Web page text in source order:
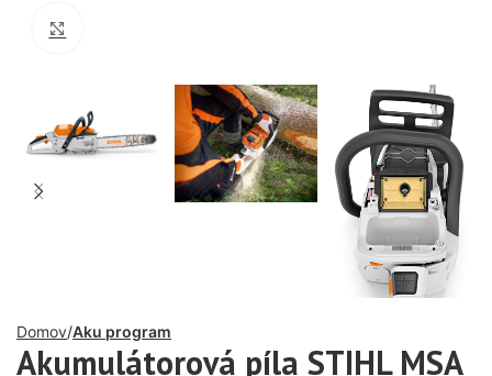
Domov Aku program
Akumulátorová píla STIHL MSA